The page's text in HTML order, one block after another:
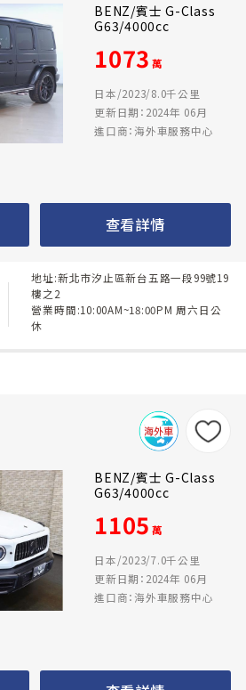
BENZ/賓士 G-Class
G63/4000cc
1073 萬
日本/2023/8.0千公里
更新日期：2024年 06月
進口商：海外車服務中心
查看詳情
地址:新北市汐止區新台五路一段99號19
樓之2
營業時間:10:00AM~18:00PM 周六日公
休
BENZ/賓士 G-Class
G63/4000cc
1105 萬
日本/2023/7.0千公里
更新日期：2024年 06月
進口商：海外車服務中心